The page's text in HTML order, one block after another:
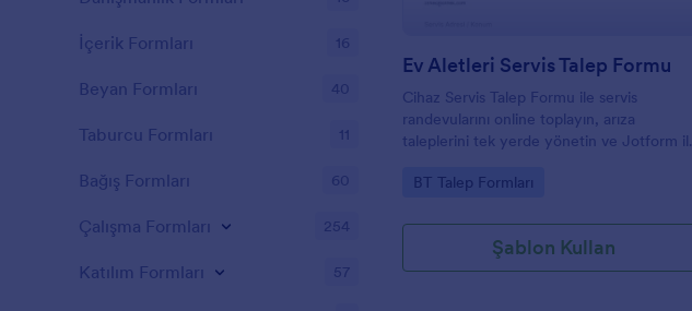
Ev Aletleri Servis Talep Formu
Cihaz Servis Talep Formu ile servis
randevularını online toplayın, arıza
taleplerini tek yerde yönetin ve Jotform ile
Go to Category:
BT Talep Formları
Şablon Kullan
İçerik Formları 16
Beyan Formları 40
Taburcu Formları 11
Bağış Formları 60
Çalışma Formları 254
Katılım Formları 57